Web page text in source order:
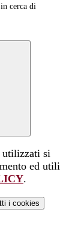
cerca di
utilizzati si
ed utili
.
i cookies